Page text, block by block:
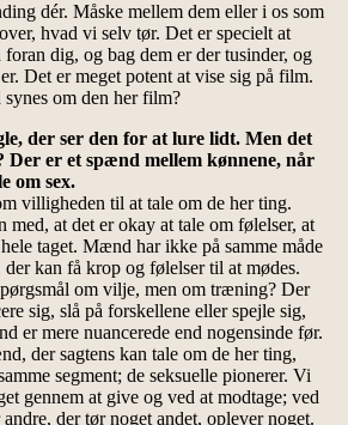
dér. Måske mellem dem eller i os som
hvad vi selv tør. Det er specielt at
dig, og bag dem er der tusinder, og
Det er meget potent at vise sig på film.
om den her film?
der ser den for at lure lidt. Men det
Der er et spænd mellem kønnene, når
om sex.
villigheden til at tale om de her ting.
med, at det er okay at tale om følelser, at
taget. Mænd har ikke på samme måde
kan få krop og følelser til at mødes.
om vilje, men om træning? Der
sig, slå på forskellene eller spejle sig,
er mere nuancerede end nogensinde før.
der sagtens kan tale om de her ting,
segment; de seksuelle pionerer. Vi
gennem at give og ved at modtage; ved
der tør noget andet, oplever noget.